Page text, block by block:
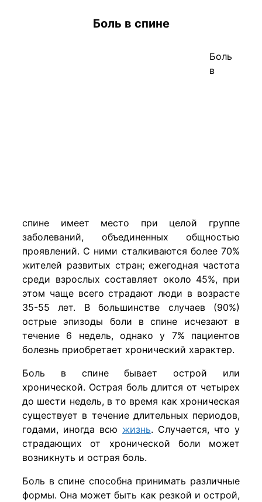
Боль в спине
Боль
в
спине имеет место при целой группе
заболеваний, объединенных общностью
проявлений. С ними сталкиваются более 70%
жителей развитых стран; ежегодная частота
среди взрослых составляет около 45%, при
этом чаще всего страдают люди в возрасте
35-55 лет. В большинстве случаев (90%)
острые эпизоды боли в спине исчезают в
течение 6 недель, однако у 7% пациентов
болезнь приобретает хронический характер.
Боль в спине бывает острой или
хронической. Острая боль длится от четырех
до шести недель, в то время как хроническая
существует в течение длительных периодов,
годами, иногда всю жизнь. Случается, что у
страдающих от хронической боли может
возникнуть и острая боль.
Боль в спине способна принимать различные
формы. Она может быть как резкой и острой,